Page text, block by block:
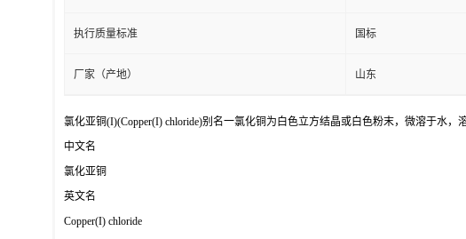
执行质量标准 国标
厂家（产地） 山东
氯化亚铜(I)(Copper(I) chloride)别名一氯化铜为白色立方结晶或白色粉末，微溶于水
中文名
氯化亚铜
英文名
Copper(I) chloride